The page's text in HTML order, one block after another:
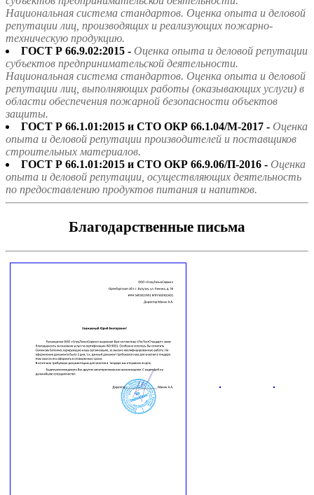
Национальная система стандартов. Оценка опыта и деловой
репутации лиц, производящих и реализующих пожарно-
техническую продукцию.
ГОСТ Р 66.9.02:2015 - Оценка опыта и деловой репутации
субъектов предпринимательской деятельности.
Национальная система стандартов. Оценка опыта и деловой
репутации лиц, выполняющих работы (оказывающих услуги) в
области обеспечения пожарной безопасности объектов
защиты.
ГОСТ Р 66.1.01:2015 и СТО ОКР 66.1.04/М-2017 - Оценка
опыта и деловой репутации производителей и поставщиков
строительных материалов.
ГОСТ Р 66.1.01:2015 и СТО ОКР 66.9.06/П-2016 - Оценка
опыта и деловой репутации, осуществляющих деятельность
по предоставлению продуктов питания и напитков.
Благодарственные письма